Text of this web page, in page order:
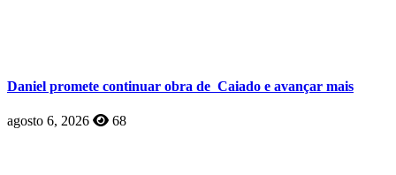
Daniel promete continuar obra de Caiado e avançar mais
agosto 6, 2026 68